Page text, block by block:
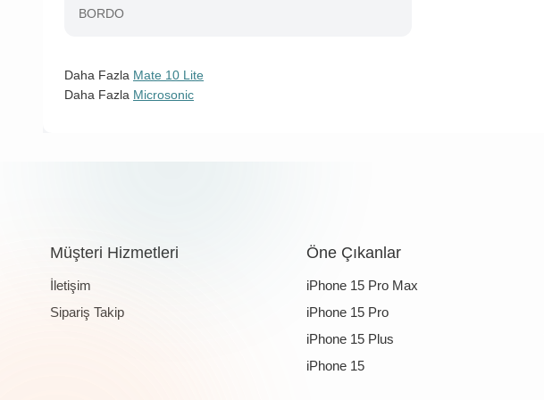
BORDO
Daha Fazla Mate 10 Lite
Daha Fazla Microsonic
Müşteri Hizmetleri
İletişim
Sipariş Takip
Öne Çıkanlar
iPhone 15 Pro Max
iPhone 15 Pro
iPhone 15 Plus
iPhone 15